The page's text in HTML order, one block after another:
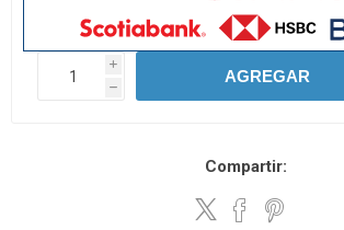
i
h
AGREGAR
Compartir: